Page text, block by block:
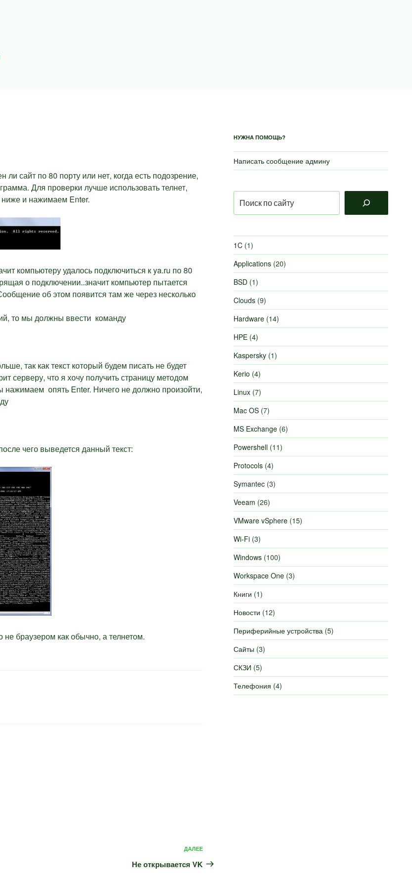
сайт по 80 порту или нет, когда есть подозрение,
Для проверки лучше использовать телнет,
ниже и нажимаем Enter.
компьютеру удалось подключиться к ya.ru по 80
о подключении..значит компьютер пытается
об этом появится там же через несколько
то мы должны ввести команду
так как текст который будем писать не будет
серверу, что я хочу получить страницу методом
нажимаем опять Enter. Ничего не должно произойти,
чего выведется данный текст:
не браузером как обычно, а телнетом.
Следующая
запись
ДАЛЕЕ
Не открывается VK
НУЖНА ПОМОЩЬ?
Написать сообщение админу
1C (1)
Applications (20)
BSD (1)
Clouds (9)
Hardware (14)
HPE (4)
Kaspersky (1)
Kerio (4)
Linux (7)
Mac OS (7)
MS Exchange (6)
Powershell (11)
Protocols (4)
Symantec (3)
Veeam (26)
VMware vSphere (15)
Wi-Fi (3)
Windows (100)
Workspace One (3)
Книги (1)
Новости (12)
Периферийные устройства (5)
Сайты (3)
СКЗИ (5)
Телефония (4)